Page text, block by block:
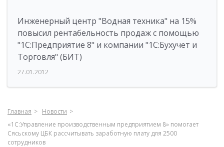
Инженерный центр "Водная техника" на 15%
повысил рентабельность продаж с помощью
"1С:Предприятие 8" и компании "1С:Бухучет и
Торговля" (БИТ)
27.01.2012
Главная
Новости
«1С:Управление производственным предприятием 8» помогает
Сясьскому ЦБК рассчитывать заработную плату для 2500
сотрудников